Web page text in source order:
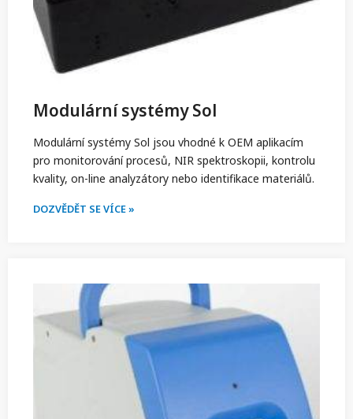
Modulární systémy Sol
Modulární systémy Sol jsou vhodné k OEM aplikacím
pro monitorování procesů, NIR spektroskopii, kontrolu
kvality, on-line analyzátory nebo identifikace materiálů.
DOZVĚDĚT SE VÍCE »